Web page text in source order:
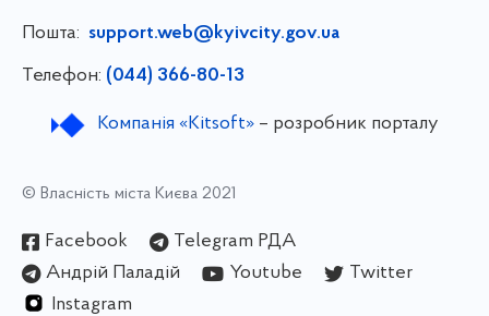
Пошта: support.web@kyivcity.gov.ua
Телефон: (044) 366-80-13
Компанія «Kitsoft»– розробник порталу
© Власність міста Києва 2021
Facebook
Telegram РДА
Андрій Паладій
Youtube
Twitter
Instagram